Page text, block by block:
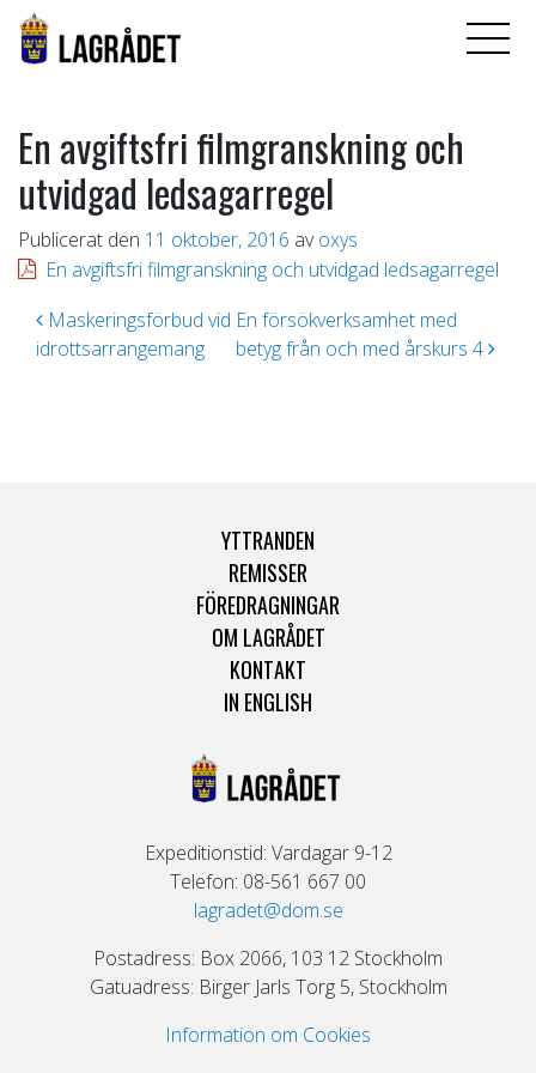
En avgiftsfri filmgranskning och
utvidgad ledsagarregel
Publicerat den 11 oktober, 2016 av oxys
En avgiftsfri filmgranskning och utvidgad ledsagarregel
Inläggsnavigering
Maskeringsförbud vid
idrottsarrangemang
En försökverksamhet med
betyg från och med årskurs 4
YTTRANDEN
REMISSER
FÖREDRAGNINGAR
OM LAGRÅDET
KONTAKT
IN ENGLISH
Expeditionstid: Vardagar 9-12
Telefon: 08-561 667 00
lagradet@dom.se
Postadress: Box 2066, 103 12 Stockholm
Gatuadress: Birger Jarls Torg 5, Stockholm
Information om Cookies